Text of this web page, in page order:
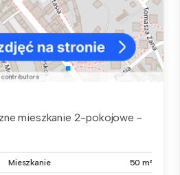
mieszkanie 2-pokojowe -
Mieszkanie 50 m²